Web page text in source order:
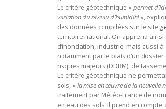
Le critère géotechnique « permet
variation du niveau d’humidité»,
des données compilées sur le site
territoire national. On apprend ainsi
d’inondation, industriel mais aussi
notamment par le biais d’un
risques majeurs (DDRM), de
Le critère géotechnique ne
sols, « la mise en œuvre de la nouvelle
traitement par Météo-France de
en eau des sols. Il prend en compte